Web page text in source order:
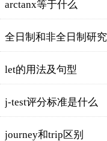
arctanx等于什么
全日制和非全日制研
let的用法及句型
j-test评分标准是什么
journey和trip区别